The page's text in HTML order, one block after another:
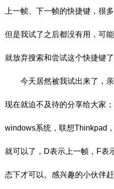
上一帧、下一帧的快捷键，很
但是我试了之后都没有用，可
就放弃搜索和尝试这个快捷键了
今天居然被我试出来了，
现在就迫不及待的分享给大家
windows系统，联想Thinkpad
就可以了，D表示上一帧，F表
态下才可以。感兴趣的小伙伴